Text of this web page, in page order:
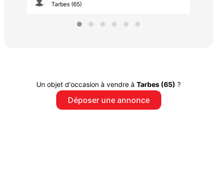
Tarbes (65)
Un objet d'occasion à vendre à Tarbes (65) ?
Déposer une annonce